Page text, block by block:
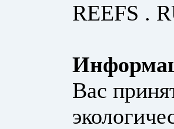
REEFS .
Вас